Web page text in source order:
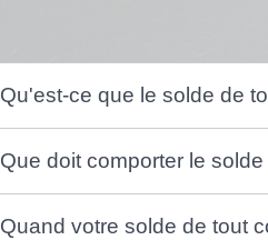
Qu'est-ce que le solde de
Que doit comporter le
Quand votre solde de tout